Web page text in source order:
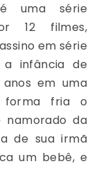
12 filmes,
em série
a infância de
em uma
forma fria o
namorado da
de sua irmã
um bebê, e